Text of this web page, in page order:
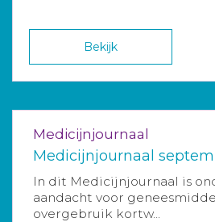
Bekijk
Medicijnjournaal
Medicijnjournaal
In dit Medicijnjournaal is
aandacht voor
overgebruik kortw...